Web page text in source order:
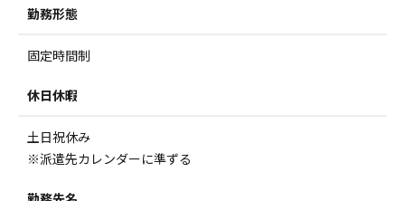
勤務形態
固定時間制
休日休暇
土日祝休み
※派遣先カレンダーに準ずる